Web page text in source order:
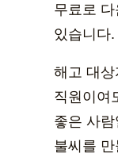
무료로
있습니다.
해고 대
직원이여
좋은 사람
불씨를 만